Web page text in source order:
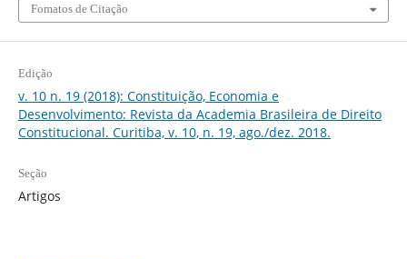
Fomatos de Citação
Edição
v. 10 n. 19 (2018): Constituição, Economia e
Desenvolvimento: Revista da Academia Brasileira de Direito
Constitucional. Curitiba, v. 10, n. 19, ago./dez. 2018.
Seção
Artigos